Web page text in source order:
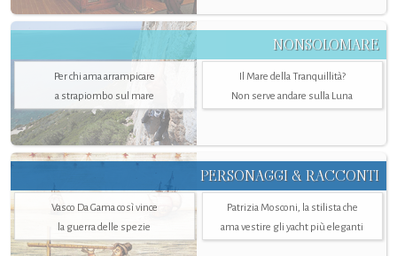
NONSOLOMARE
Per chi ama arrampicare
a strapiombo sul mare
Il Mare della Tranquillità?
Non serve andare sulla Luna
PERSONAGGI & RACCONTI
Vasco Da Gama così vince
la guerra delle spezie
Patrizia Mosconi, la stilista che
ama vestire gli yacht più eleganti